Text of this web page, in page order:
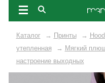
Каталог → Принты →
утепленная
→ Мягкий
настроение выходных